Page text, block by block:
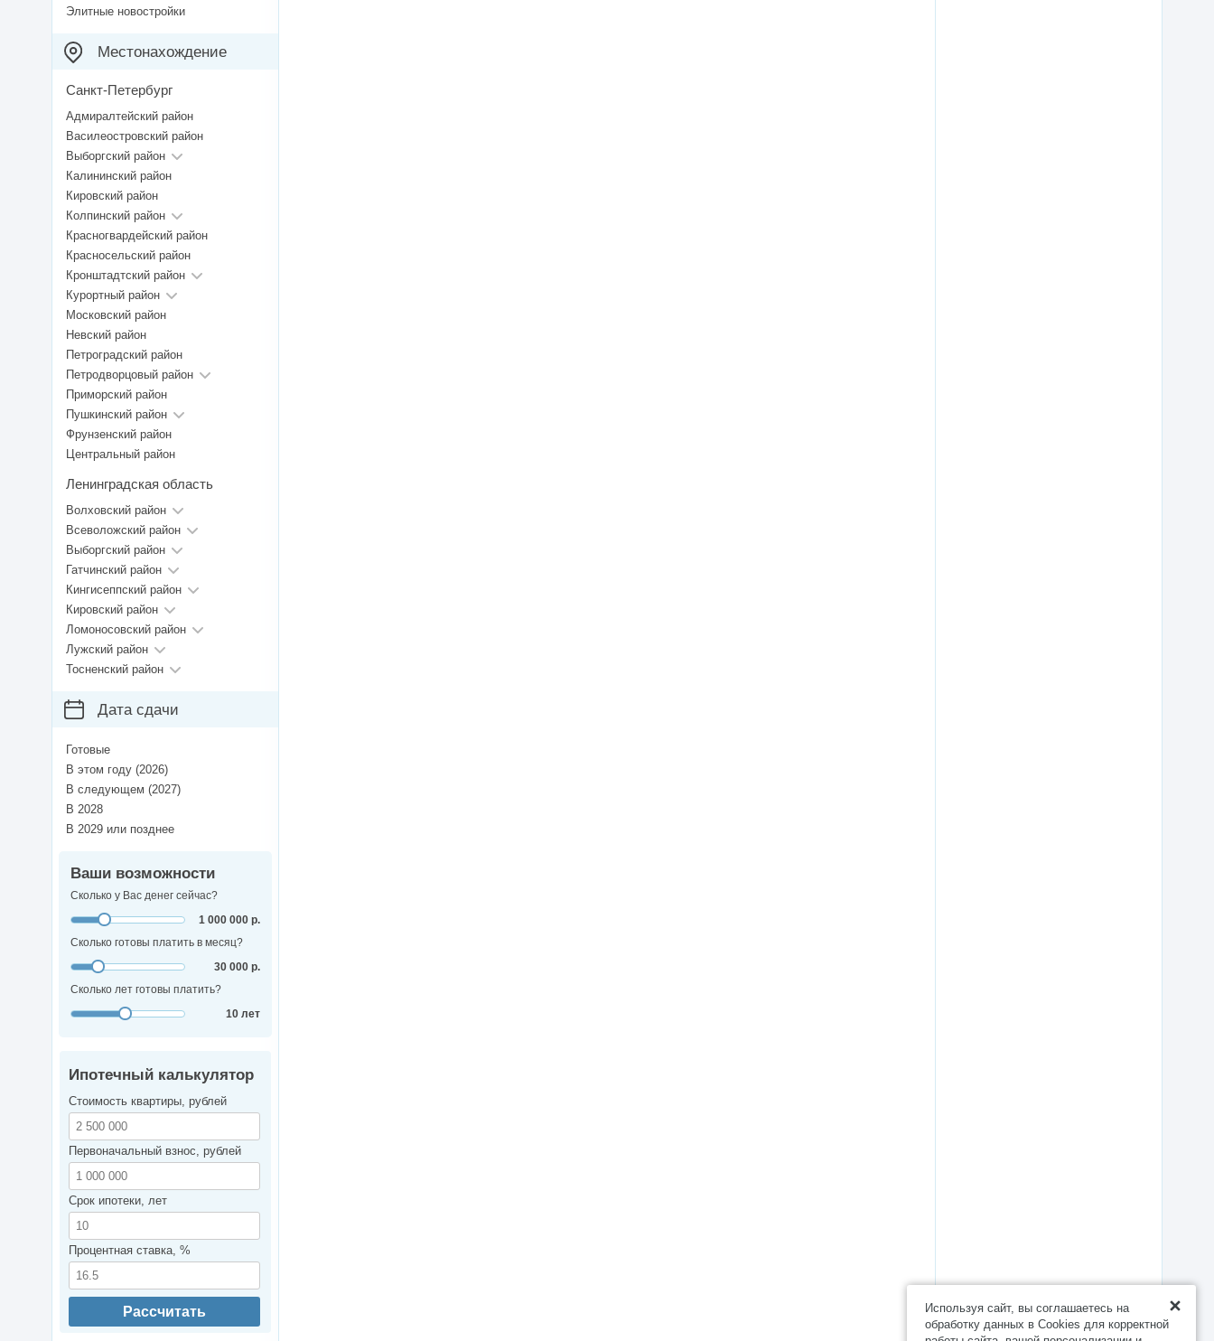
Элитные новостройки
Местонахождение
Санкт-Петербург
Адмиралтейский район
Василеостровский район
Выборгский район
Калининский район
Кировский район
Колпинский район
Красногвардейский район
Красносельский район
Кронштадтский район
Курортный район
Московский район
Невский район
Петроградский район
Петродворцовый район
Приморский район
Пушкинский район
Фрунзенский район
Центральный район
Ленинградская область
Волховский район
Всеволожский район
Выборгский район
Гатчинский район
Кингисеппский район
Кировский район
Ломоносовский район
Лужский район
Тосненский район
Дата сдачи
Готовые
В этом году (2026)
В следующем (2027)
В 2028
В 2029 или позднее
Ваши возможности
Сколько у Вас денег сейчас?
1 000 000 р.
Сколько готовы платить в месяц?
30 000 р.
Сколько лет готовы платить?
10 лет
Ипотечный калькулятор
Стоимость квартиры, рублей
Первоначальный взнос, рублей
Срок ипотеки, лет
Процентная ставка, %
Рассчитать
Используя сайт, вы соглашаетесь на
обработку данных в Cookies для корректной